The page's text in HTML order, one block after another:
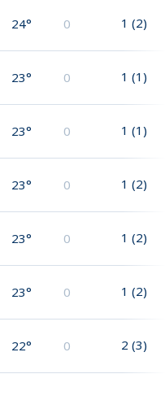
24° 0 1 (2)
23° 0 1 (1)
23° 0 1 (1)
23° 0 1 (2)
23° 0 1 (2)
23° 0 1 (2)
22° 0 2 (3)